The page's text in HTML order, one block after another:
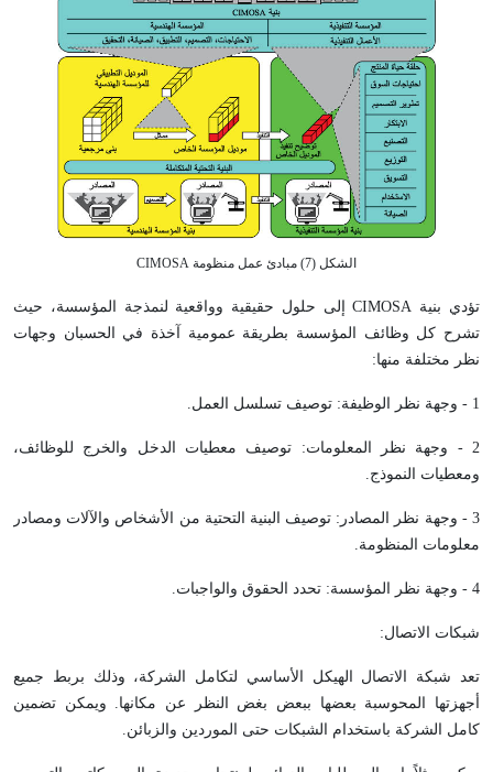
الشكل (7) مبادئ عمل منظومة CIMOSA
تؤدي بنية CIMOSAإلى حلول حقيقية وواقعية لنمذجة المؤسسة، حيث
تشرح كل وظائف المؤسسة بطريقة عمومية آخذة في الحسبان وجهات
نظر مختلفة منها:
1 - وجهة نظر الوظيفة: توصيف تسلسل العمل.
2 - وجهة نظر المعلومات: توصيف معطيات الدخل والخرج للوظائف،
ومعطيات النموذج.
3 - وجهة نظر المصادر: توصيف البنية التحتية من الأشخاص والآلات ومصادر
معلومات المنظومة.
4 - وجهة نظر المؤسسة: تحدد الحقوق والواجبات.
شبكات الاتصال:
تعد شبكة الاتصال الهيكل الأساسي لتكامل الشركة، وذلك بربط جميع
أجهزتها المحوسبة بعضها ببعض بغض النظر عن مكانها. ويمكن تضمين
كامل الشركة باستخدام الشبكات حتى الموردين والزبائن.